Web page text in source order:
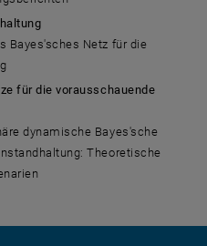
Bayes'sches Netz für die
für die vorausschauende
dynamische Bayes'sche
Theoretische